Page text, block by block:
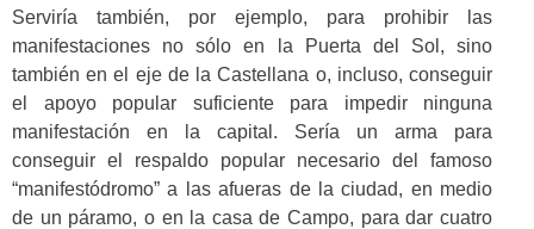
Serviría también, por ejemplo, para prohibir las
manifestaciones no sólo en la Puerta del Sol, sino
también en el eje de la Castellana o, incluso, conseguir
el apoyo popular suficiente para impedir ninguna
manifestación en la capital. Sería un arma para
conseguir el respaldo popular necesario del famoso
“manifestódromo” a las afueras de la ciudad, en medio
de un páramo, o en la casa de Campo, para dar cuatro